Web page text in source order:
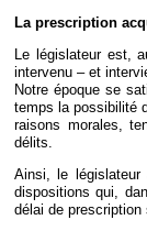
La prescription
Le législateur est,
intervenu – et
Notre époque se
temps la possibilité
raisons morales,
délits.
Ainsi, le législateur
dispositions qui,
délai de prescription